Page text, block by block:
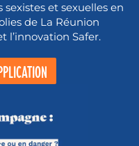
et sexuelles en
de La Réunion
l’innovation Safer.